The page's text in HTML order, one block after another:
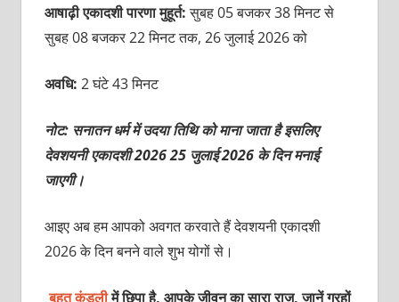
आषाढ़ी एकादशी पारणा मुहूर्त:सुबह 05 बजकर 38 मिनट से
सुबह 08 बजकर 22 मिनट तक, 26 जुलाई 2026 को
अवधि: 2 घंटे 43 मिनट
नोट: सनातन धर्म में उदया तिथि को माना जाता है इसलिए
देवशयनी एकादशी 2026 25 जुलाई 2026 के दिन मनाई
जाएगी।
आइए अब हम आपको अवगत करवाते हैं देवशयनी एकादशी
2026 के दिन बनने वाले शुभ योगों से।
बृहत् कुंडलीमें छिपा है, आपके जीवन का सारा राज, जानें ग्रहों